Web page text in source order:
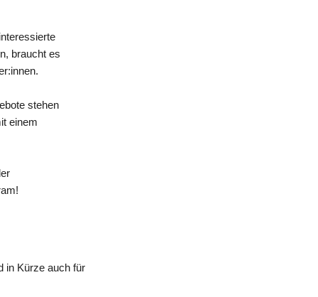
braucht es
stehen
einem
in Kürze auch für